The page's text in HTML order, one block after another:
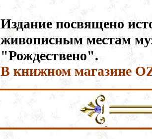
Издание посвящено
живописным местам
"Рождествено".
В книжном магазине